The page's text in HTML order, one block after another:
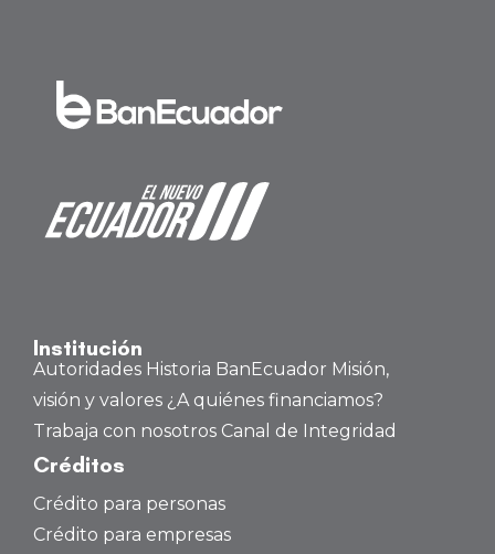
Institución
Autoridades Historia BanEcuador Misión,
visión y valores ¿A quiénes financiamos?
Trabaja con nosotros Canal de Integridad
Créditos
Crédito para personas
Crédito para empresas